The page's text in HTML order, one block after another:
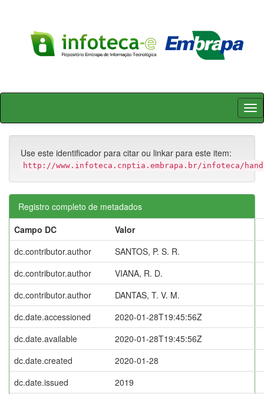
Skip
Use este identificador para citar ou linkar para este item:
http://www.infoteca.cnptia.embrapa.br/infoteca/
Registro completo de metadados
Campo DC
Valor
dc.contributor.author
SANTOS, P. S. R.
dc.contributor.author
VIANA, R. D.
dc.contributor.author
DANTAS, T. V. M.
dc.date.accessioned
2020-01-28T19:45:56Z
dc.date.available
2020-01-28T19:45:56Z
dc.date.created
2020-01-28
dc.date.issued
2019